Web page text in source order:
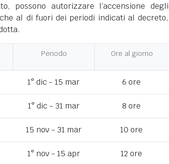
possono autorizzare l’accensione degli
al di fuori dei periodi indicati al decreto,
Periodo Ore al giorno
1° dic - 15 mar 6 ore
1° dic - 31 mar 8 ore
15 nov - 31 mar 10 ore
1° nov - 15 apr 12 ore